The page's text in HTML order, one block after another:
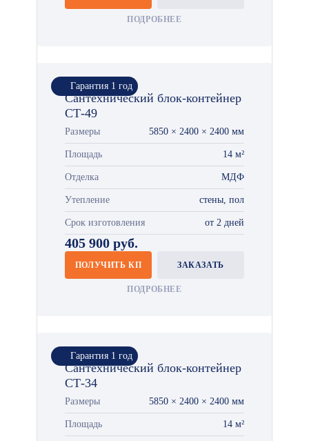
ПОДРОБНЕЕ
Гарантия 1 год
Сантехнический блок-контейнер
СТ-49
Размеры 5850 × 2400 × 2400 мм
Площадь 14 м²
Отделка МДФ
Утепление стены, пол
Срок изготовления от 2 дней
405 900 руб.
ПОЛУЧИТЬ КП ЗАКАЗАТЬ
ПОДРОБНЕЕ
Гарантия 1 год
Сантехнический блок-контейнер
СТ-34
Размеры 5850 × 2400 × 2400 мм
Площадь 14 м²